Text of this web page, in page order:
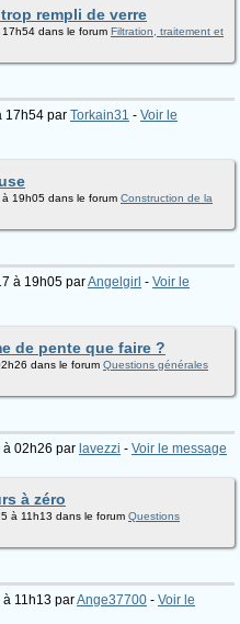
rempli de verre
dans le forum Filtration, traitement et
17h54 par Torkain31 - Voir le
19h05 dans le forum Construction de la
à 19h05 parAngelgirl - Voir le
de pente que faire ?
dans le forum Questions générales
02h26 par lavezzi - Voir le message
à zéro
à 11h13 dans le forum Questions
11h13 parAnge37700 - Voir le